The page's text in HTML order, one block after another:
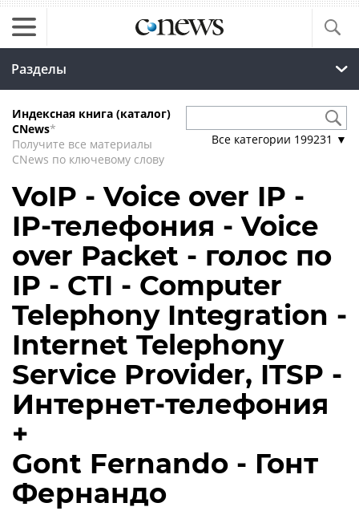
Разделы
Индексная книга (каталог)
CNews*
Получите все материалы
CNews по ключевому слову
Все категории 199231 ▼
VoIP - Voice over IP -
IP-телефония - Voice
over Packet - голос по
IP - CTI - Computer
Telephony Integration -
Internet Telephony
Service Provider, ITSP -
Интернет-телефония
+
Gont Fernando - Гонт
Фернандо